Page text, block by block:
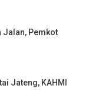
Jalan, Pemkot
Jateng, KAHMI